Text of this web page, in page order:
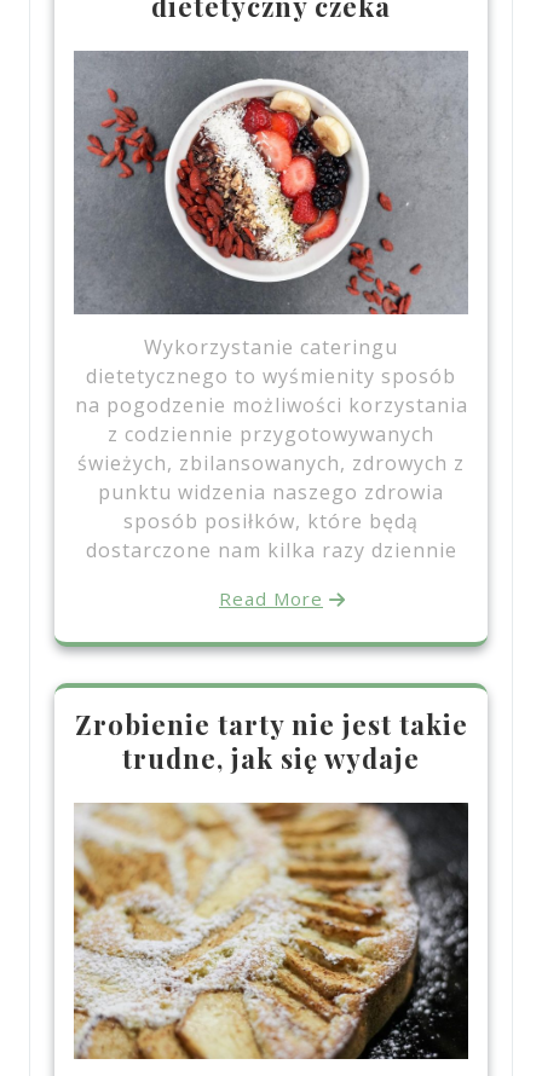
Wykorzystanie cateringu
dietetycznego to wyśmienity sposób
na pogodzenie możliwości korzystania
z codziennie przygotowywanych
świeżych, zbilansowanych, zdrowych z
punktu widzenia naszego zdrowia
sposób posiłków, które będą
dostarczone nam kilka razy dziennie
Read More
Zrobienie tarty nie jest takie
trudne, jak się wydaje